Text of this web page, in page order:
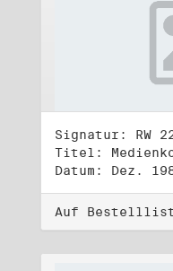
Signatur: RW
Titel:
Datum: Dez.
Auf